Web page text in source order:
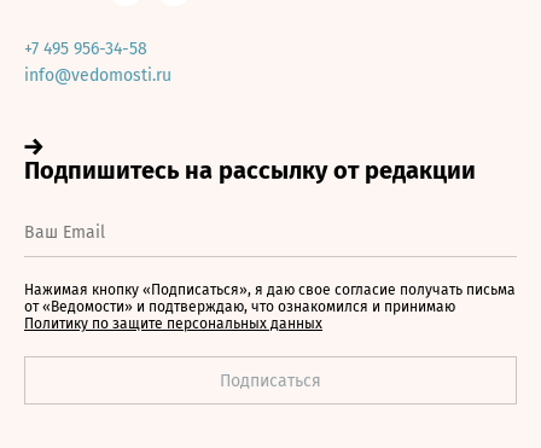
+7 495 956-34-58
info@vedomosti.ru
Нажимая кнопку «Подписаться», я даю свое согласие получать письма
от «Ведомости» и подтверждаю, что ознакомился и принимаю
Политику по защите персональных данных